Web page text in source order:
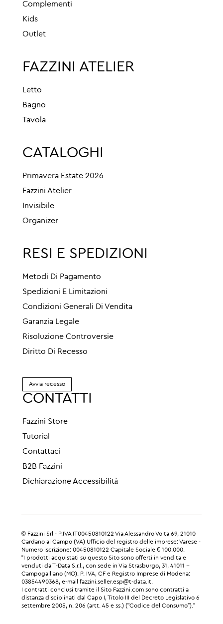
Complementi
Kids
Outlet
FAZZINI ATELIER
Letto
Bagno
Tavola
CATALOGHI
Primavera Estate 2026
Fazzini Atelier
Invisibile
Organizer
RESI E SPEDIZIONI
Metodi Di Pagamento
Spedizioni E Limitazioni
Condizioni Generali Di Vendita
Garanzia Legale
Risoluzione Controversie
Diritto Di Recesso
Avvia recesso
CONTATTI
Fazzini Store
Tutorial
Contattaci
B2B Fazzini
Dichiarazione Accessibilità
© Fazzini Srl - P.IVA IT00450810122 Via Alessandro Volta 69, 21010
Cardano al Campo (VA) Ufficio del registro delle imprese: Varese -
Numero iscrizione: 00450810122 Capitale Sociale € 100.000.
“I prodotti acquistati su questo Sito sono offerti in vendita e
venduti da T-Data S.r.l., con sede in Via Strasburgo, 31, 41011 –
Campogalliano (MO). P. IVA, CF e Registro Imprese di Modena:
03854490368, e-mail fazzini.seller.esp@t-data.it.
I contratti conclusi tramite il Sito Fazzini.com sono contratti a
distanza disciplinati dal Capo I, Titolo III del Decreto Legislativo 6
settembre 2005, n. 206 (artt. 45 e ss.) ("Codice del Consumo”).”